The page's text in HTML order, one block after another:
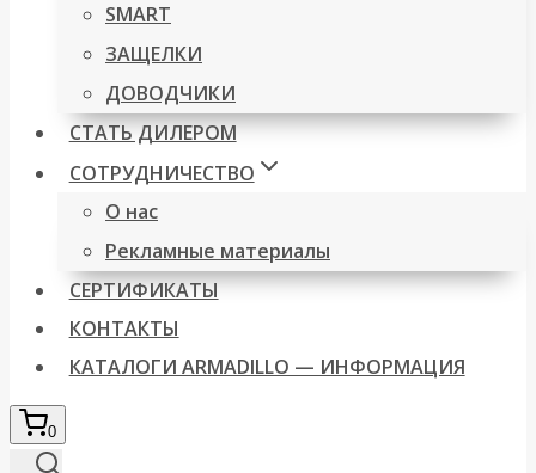
SMART
ЗАЩЕЛКИ
ДОВОДЧИКИ
СТАТЬ ДИЛЕРОМ
СОТРУДНИЧЕСТВО
О нас
Рекламные материалы
СЕРТИФИКАТЫ
КОНТАКТЫ
КАТАЛОГИ ARMADILLO — ИНФОРМАЦИЯ
0